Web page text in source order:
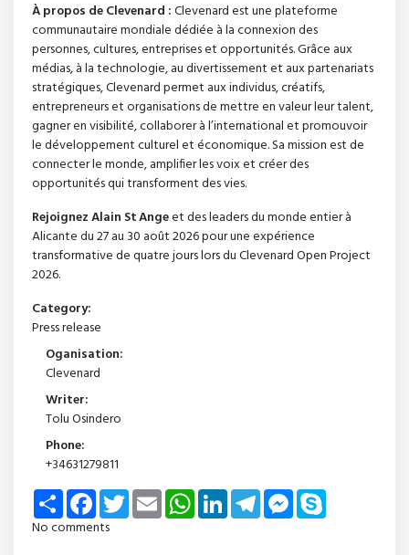
À propos de Clevenard :Clevenard est une plateforme
communautaire mondiale dédiée à la connexion des
personnes, cultures, entreprises et opportunités. Grâce aux
médias, à la technologie, au divertissement et aux partenariats
stratégiques, Clevenard permet aux individus, créatifs,
entrepreneurs et organisations de mettre en valeur leur talent,
gagner en visibilité, collaborer à l’international et promouvoir
le développement culturel et économique. Sa mission est de
connecter le monde, amplifier les voix et créer des
opportunités qui transforment des vies.
Rejoignez Alain St Angeet des leaders du monde entier à
Alicante du 27 au 30 août 2026 pour une expérience
transformative de quatre jours lors du Clevenard Open Project
2026.
Category:
Press release
Oganisation:
Clevenard
Writer:
Tolu Osindero
Phone:
+34631279811
Share FacebookTwitterEmail WhatsAppLinkedInTelegramMessenger
No comments